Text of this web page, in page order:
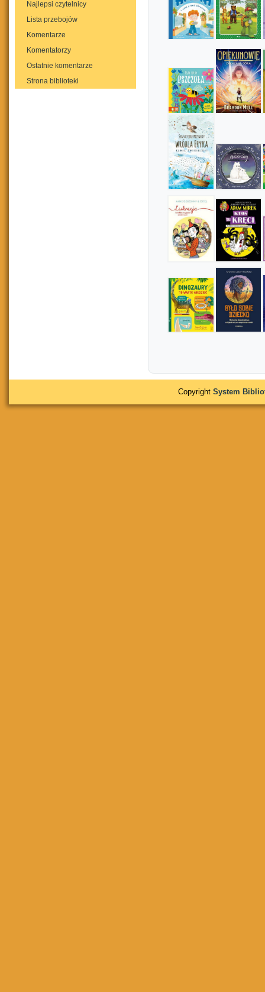
Najlepsi czytelnicy
Lista przebojów
Komentarze
Komentatorzy
Ostatnie komentarze
Strona biblioteki
Copyright System